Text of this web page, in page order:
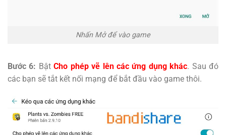
Nhấn Mở để vào game
Bước 6: BậtCho phép vẽ lên các ứng dụng khác. Sau đó
các bạn sẽ tắt kết nối mạng để bắt đầu vào game thôi.